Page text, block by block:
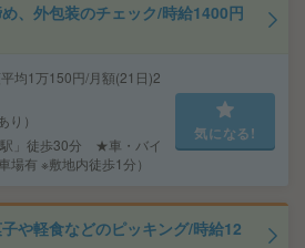
、外包装のチェック/時給1400円
均1万150円/月額(21日)2
）
駅」徒歩30分 ★車・バイ
場有 ※敷地内徒歩1分）
気になる!
や軽食などのピッキング/時給12